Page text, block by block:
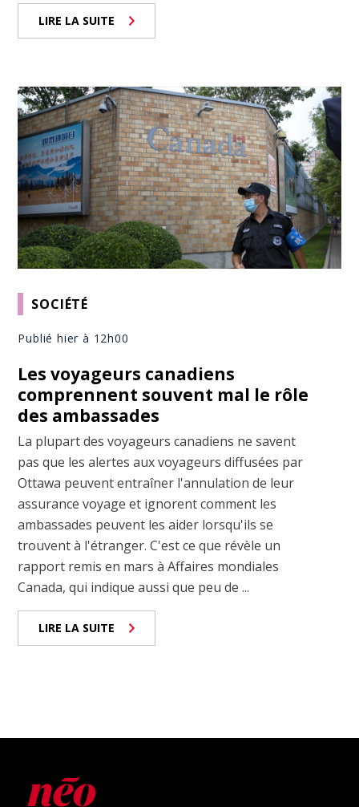
LIRE LA SUITE
SOCIÉTÉ
Publié hier à 12h00
Les voyageurs canadiens
comprennent souvent mal le rôle
des ambassades
La plupart des voyageurs canadiens ne savent
pas que les alertes aux voyageurs diffusées par
Ottawa peuvent entraîner l'annulation de leur
assurance voyage et ignorent comment les
ambassades peuvent les aider lorsqu'ils se
trouvent à l'étranger. C'est ce que révèle un
rapport remis en mars à Affaires mondiales
Canada, qui indique aussi que peu de ...
LIRE LA SUITE